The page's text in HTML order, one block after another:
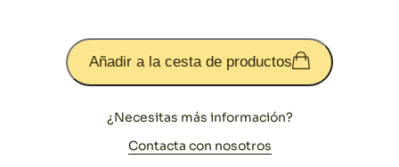
Añadir a la cesta de productos
¿Necesitas más información?
Contacta con nosotros